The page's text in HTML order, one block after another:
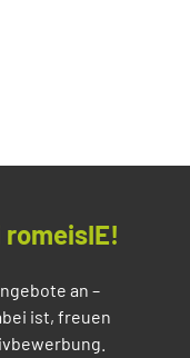
an –
ist, freuen